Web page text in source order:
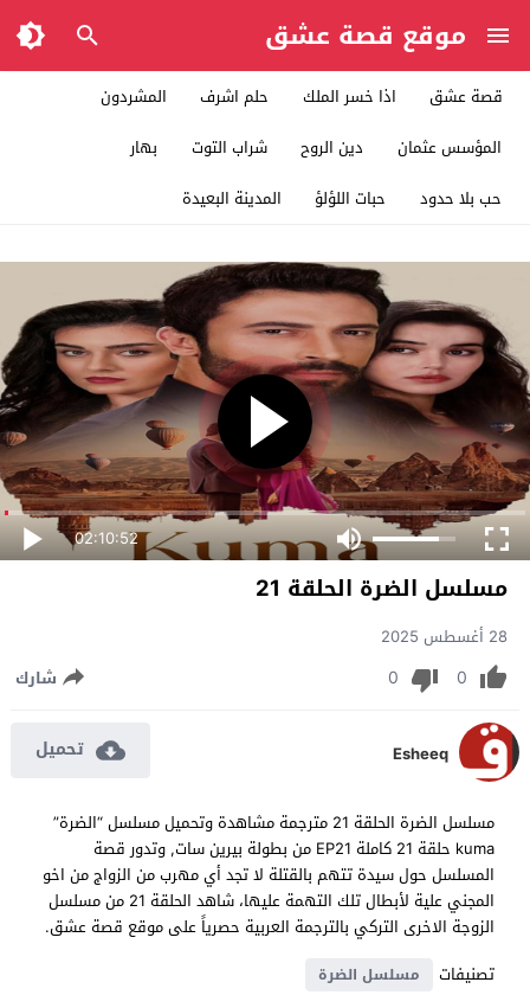
موقع قصة عشق
قصة عشق اذا خسر الملك حلم اشرف
المشردون
المؤسس عثمان
دين الروح شراب التوت
بهار
حب بلا حدود
حبات اللؤلؤ المدينة البعيدة
02:10:52
مسلسل الضرة الحلقة 21
28 أغسطس 2025
0
0 شارك
Esheeq تحميل
مسلسل الضرة الحلقة 21 مترجمة مشاهدة وتحميل مسلسل “الضرة”
kuma حلقة 21 كاملة EP21 من بطولة بيرين سات, وتدور قصة
المسلسل حول سيدة تتهم بالقتلة لا تجد أي مهرب من الزواج من اخو
المجني علية لأبطال تلك التهمة عليها، شاهد الحلقة 21 من مسلسل
الزوجة الاخرى التركي بالترجمة العربية حصرياً على موقع قصة عشق.
تصنيفات
مسلسل الضرة